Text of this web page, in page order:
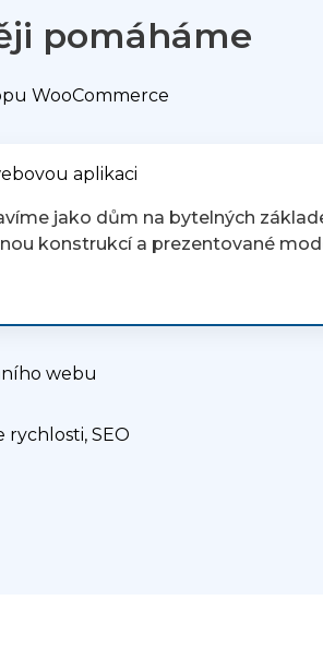
pomáháme
WooCommerce
aplikaci
jako dům na bytelných
konstrukcí a prezentované
webu
rychlosti, SEO